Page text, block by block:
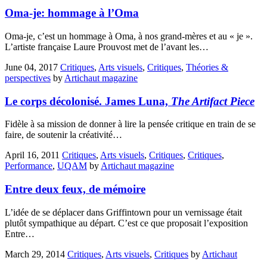
Oma-je: hommage à l’Oma
Oma-je, c’est un hommage à Oma, à nos grand-mères et au « je ».
L’artiste française Laure Prouvost met de l’avant les…
June 04, 2017 Critiques, Arts visuels, Critiques, Théories &
perspectives by Artichaut magazine
Le corps décolonisé. James Luna, The Artifact Piece
Fidèle à sa mission de donner à lire la pensée critique en train de se
faire, de soutenir la créativité…
April 16, 2011 Critiques, Arts visuels, Critiques, Critiques,
Performance, UQAM by Artichaut magazine
Entre deux feux, de mémoire
L’idée de se déplacer dans Griffintown pour un vernissage était
plutôt sympathique au départ. C’est ce que proposait l’exposition
Entre…
March 29, 2014 Critiques, Arts visuels, Critiques by Artichaut